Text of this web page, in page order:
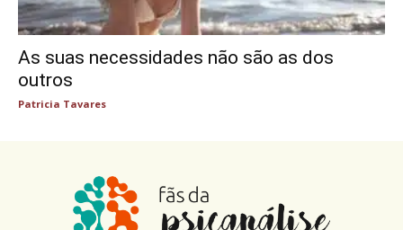
As suas necessidades não são as dos
outros
Patricia Tavares